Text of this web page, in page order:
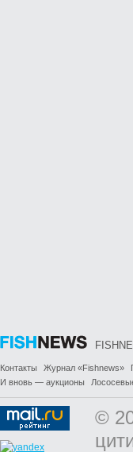
Контакты Журнал «Fishnews»
И вновь — аукционы
©